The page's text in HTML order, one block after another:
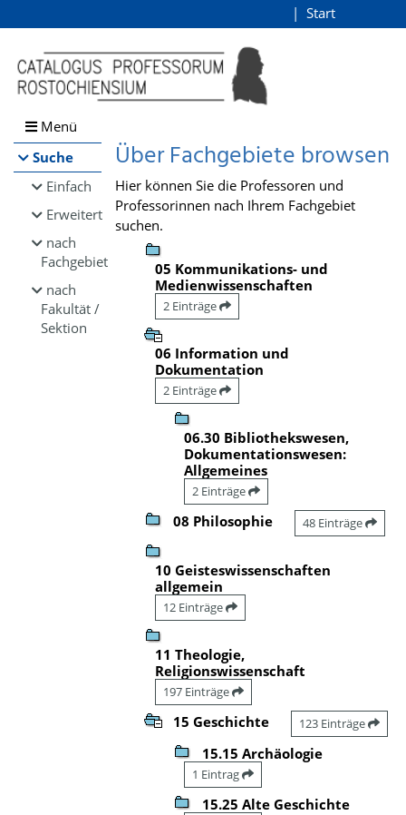
Browsen
direkt zum Inhalt
Start
Menü
Suche
Einfach
Erweitert
nach
Fachgebiet
nach
Fakultät /
Sektion
Über Fachgebiete browsen
Hier können Sie die Professoren und
Professorinnen nach Ihrem Fachgebiet
suchen.
05 Kommunikations- und
Medienwissenschaften
2 Einträge
06 Information und
Dokumentation
2 Einträge
06.30 Bibliothekswesen,
Dokumentationswesen:
Allgemeines
2 Einträge
08 Philosophie 48 Einträge
10 Geisteswissenschaften
allgemein
12 Einträge
11 Theologie,
Religionswissenschaft
197 Einträge
15 Geschichte 123 Einträge
15.15 Archäologie
1 Eintrag
15.25 Alte Geschichte